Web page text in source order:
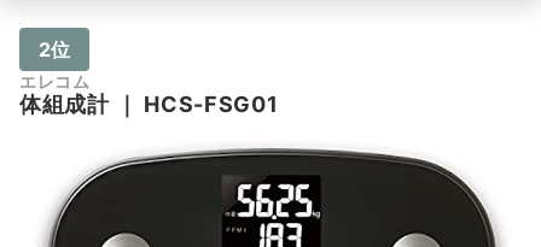
2位
エレコム
体組成計｜ HCS-FSG01